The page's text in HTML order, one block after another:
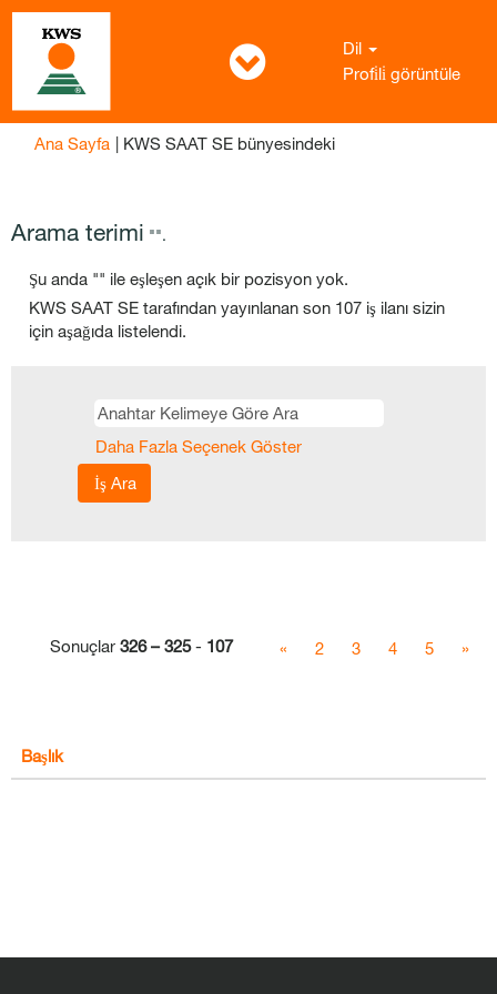
Dil
Profi̇li̇ görüntüle
Ana Sayfa | KWS SAAT SE bünyesindeki(mevcut
Arama terimi "".
Şu anda "" ile eşleşen açık bir pozisyon yok.
KWS SAAT SE tarafından yayınlanan son 107 iş ilanı sizin
için aşağıda listelendi.
Daha Fazla Seçenek Göster
Sonuçlar 326 – 325- 107 « 2 3 4 5 »
Başlık